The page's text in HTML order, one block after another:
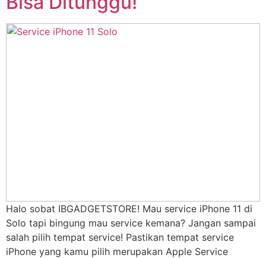
Halo sobat IBGADGETSTORE! Mau service iPhone 11 di
Solo tapi bingung mau service kemana? Jangan sampai
salah pilih tempat service! Pastikan tempat service
iPhone yang kamu pilih merupakan Apple Service